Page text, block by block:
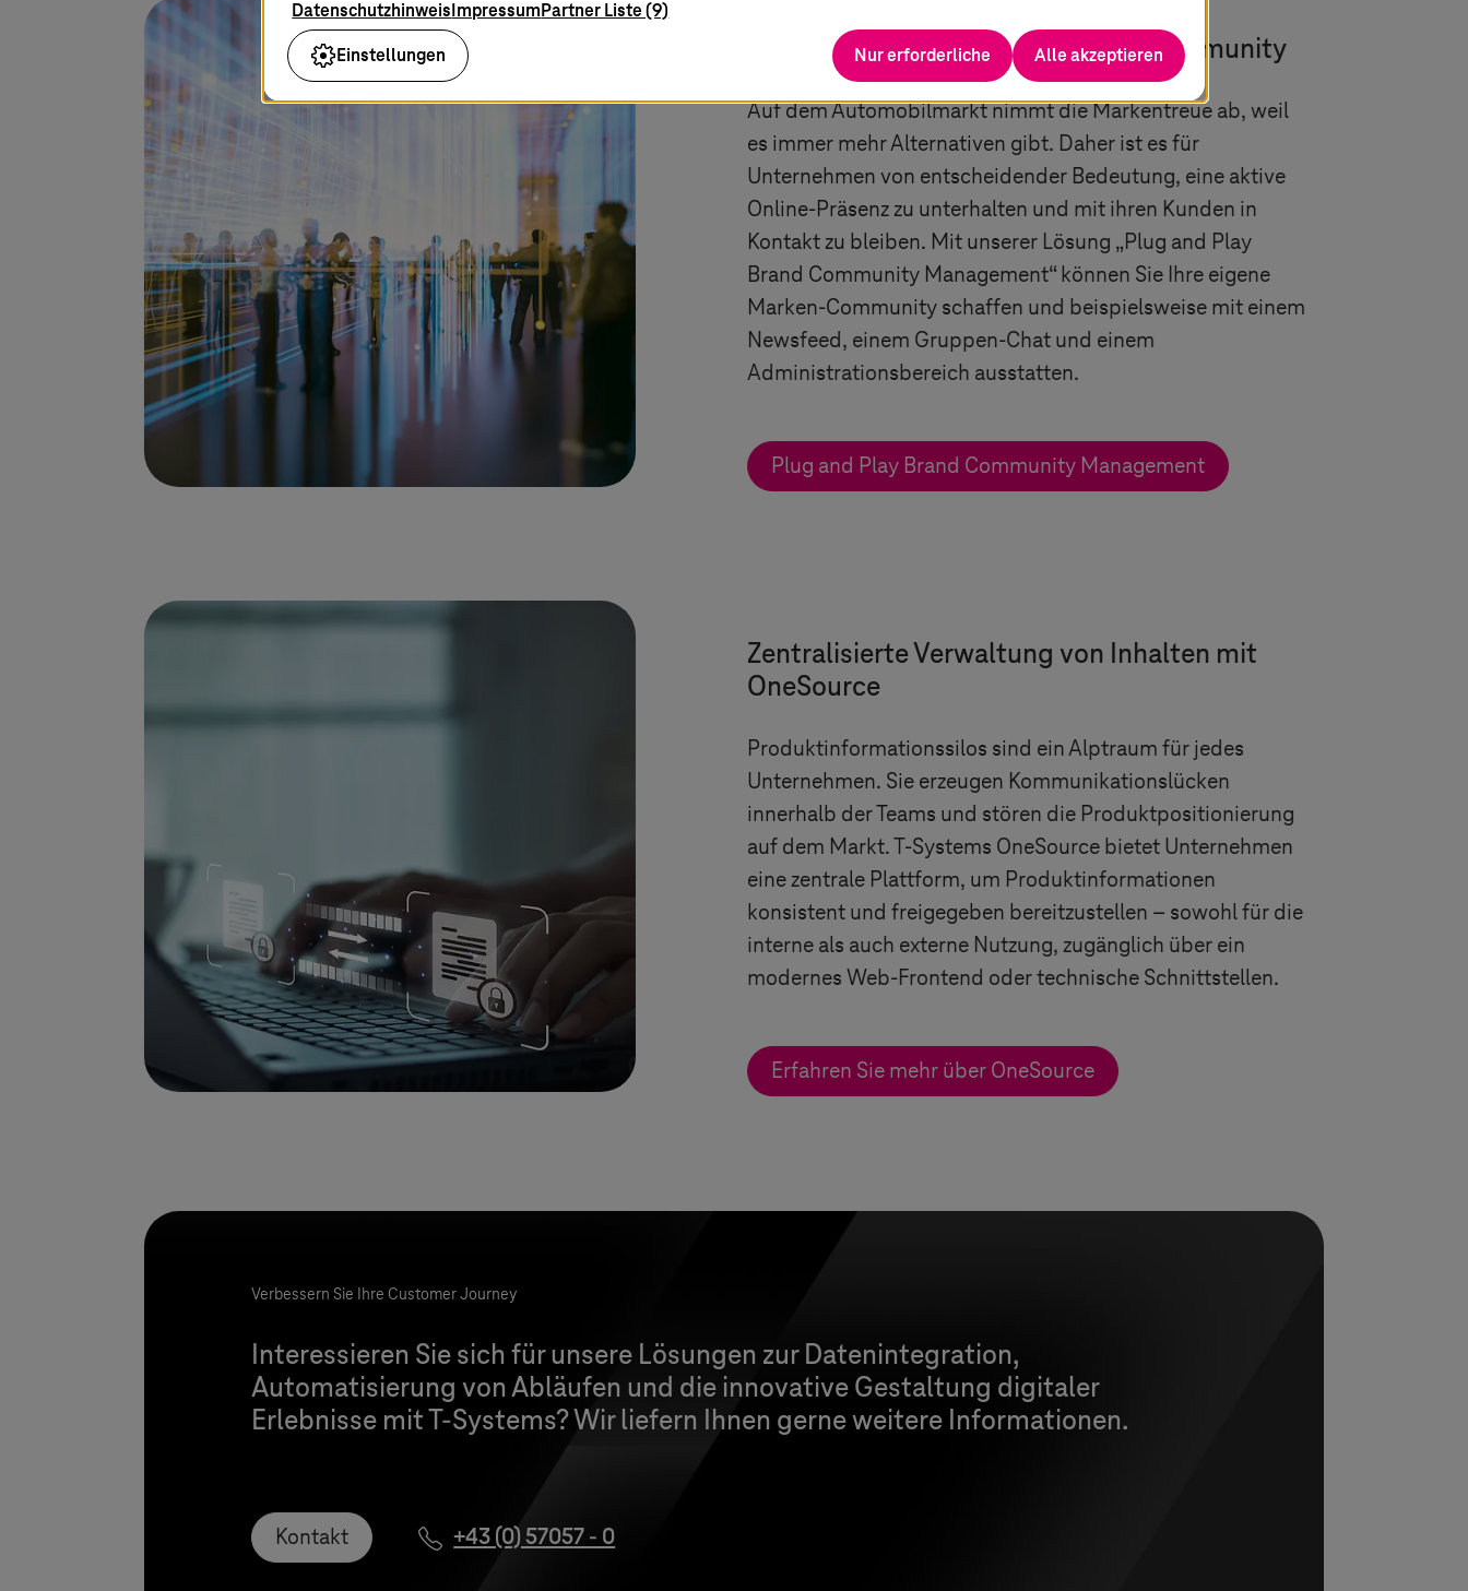
Schaffen Sie Ihre eigene Marken-Community
Auf dem Automobilmarkt nimmt die Markentreue ab, weil
es immer mehr Alternativen gibt. Daher ist es für
Unternehmen von entscheidender Bedeutung, eine aktive
Online-Präsenz zu unterhalten und mit ihren Kunden in
Kontakt zu bleiben. Mit unserer Lösung „Plug and Play
Brand Community Management“ können Sie Ihre eigene
Marken-Community schaffen und beispielsweise mit einem
Newsfeed, einem Gruppen-Chat und einem
Administrationsbereich ausstatten.
Plug and Play Brand Community Management
Zentralisierte Verwaltung von Inhalten mit
OneSource
Produktinformationssilos sind ein Alptraum für jedes
Unternehmen. Sie erzeugen Kommunikationslücken
innerhalb der Teams und stören die Produktpositionierung
auf dem Markt.T-Systems OneSource bietet Unternehmen
eine zentrale Plattform, um Produktinformationen
konsistent und freigegeben bereitzustellen – sowohl für die
interne als auch externe Nutzung, zugänglich über ein
modernes Web-Frontend oder technische Schnittstellen.
Erfahren Sie mehr über OneSource
Verbessern Sie Ihre Customer Journey
Interessieren Sie sich für unsere Lösungen zur Datenintegration,
Automatisierung von Abläufen und die innovative Gestaltung digitaler
Erlebnisse mit T-Systems? Wir liefern Ihnen gerne weitere Informationen.
Kontakt +43 (0) 57057 - 0
DatenschutzhinweisImpressumPartner Liste (9)
Einstellungen
Nur erforderliche Alle akzeptieren